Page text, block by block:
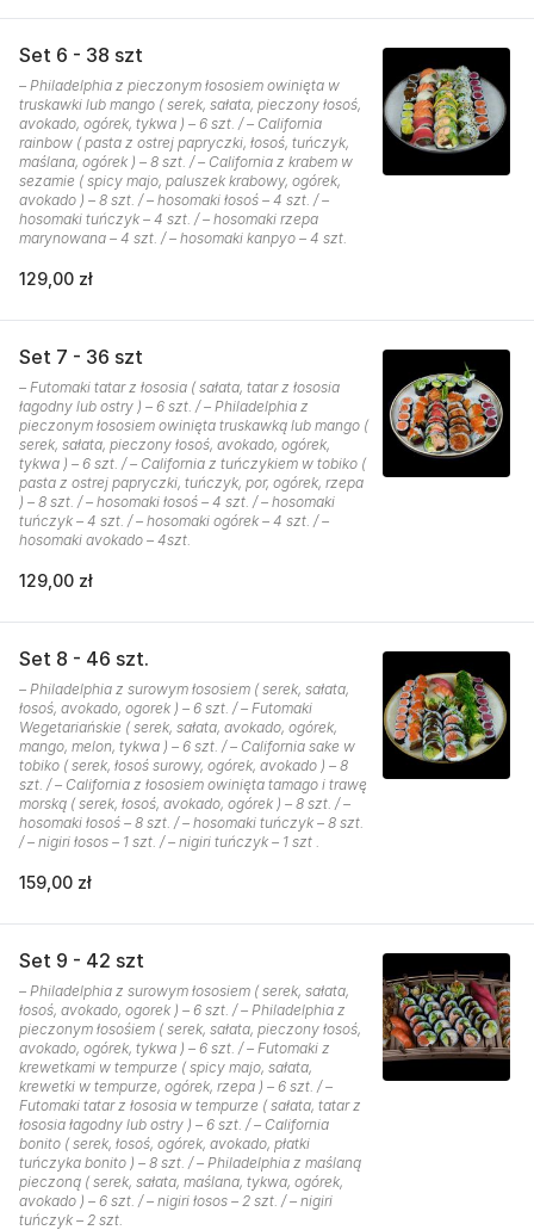
Set 6 - 38 szt
– Philadelphia z pieczonym łososiem owinięta w
truskawki lub mango ( serek, sałata, pieczony łosoś,
avokado, ogórek, tykwa ) – 6 szt. / – California
rainbow ( pasta z ostrej papryczki, łosoś, tuńczyk,
maślana, ogórek ) – 8 szt. / – California z krabem w
sezamie ( spicy majo, paluszek krabowy, ogórek,
avokado ) – 8 szt. / – hosomaki łosoś – 4 szt. / –
hosomaki tuńczyk – 4 szt. / – hosomaki rzepa
marynowana – 4 szt. / – hosomaki kanpyo – 4 szt.
129,00 zł
Set 7 - 36 szt
– Futomaki tatar z łososia ( sałata, tatar z łososia
łagodny lub ostry ) – 6 szt. / – Philadelphia z
pieczonym łososiem owinięta truskawką lub mango (
serek, sałata, pieczony łosoś, avokado, ogórek,
tykwa ) – 6 szt. / – California z tuńczykiem w tobiko (
pasta z ostrej papryczki, tuńczyk, por, ogórek, rzepa
) – 8 szt. / – hosomaki łosoś – 4 szt. / – hosomaki
tuńczyk – 4 szt. / – hosomaki ogórek – 4 szt. / –
hosomaki avokado – 4szt.
129,00 zł
Set 8 - 46 szt.
– Philadelphia z surowym łososiem ( serek, sałata,
łosoś, avokado, ogorek ) – 6 szt. / – Futomaki
Wegetariańskie ( serek, sałata, avokado, ogórek,
mango, melon, tykwa ) – 6 szt. / – California sake w
tobiko ( serek, łosoś surowy, ogórek, avokado ) – 8
szt. / – California z łososiem owinięta tamago i trawę
morską ( serek, łosoś, avokado, ogórek ) – 8 szt. / –
hosomaki łosoś – 8 szt. / – hosomaki tuńczyk – 8 szt.
/ – nigiri łosos – 1 szt. / – nigiri tuńczyk – 1 szt .
159,00 zł
Set 9 - 42 szt
– Philadelphia z surowym łososiem ( serek, sałata,
łosoś, avokado, ogorek ) – 6 szt. / – Philadelphia z
pieczonym łosośiem ( serek, sałata, pieczony łosoś,
avokado, ogórek, tykwa ) – 6 szt. / – Futomaki z
krewetkami w tempurze ( spicy majo, sałata,
krewetki w tempurze, ogórek, rzepa ) – 6 szt. / –
Futomaki tatar z łososia w tempurze ( sałata, tatar z
łososia łagodny lub ostry ) – 6 szt. / – California
bonito ( serek, łosoś, ogórek, avokado, płatki
tuńczyka bonito ) – 8 szt. / – Philadelphia z maślaną
pieczoną ( serek, sałata, maślana, tykwa, ogórek,
avokado ) – 6 szt. / – nigiri łosos – 2 szt. / – nigiri
tuńczyk – 2 szt.